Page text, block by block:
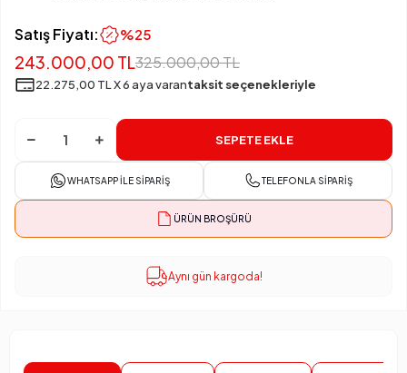
Satış Fiyatı: %25
243.000,00 TL325.000,00 TL
22.275,00 TL X 6 aya varantaksit seçenekleriyle
SEPETE EKLE
WHATSAPP İLE SIPARIŞ TELEFONLA SIPARIŞ
ÜRÜN BROŞÜRÜ
Aynı gün kargoda!